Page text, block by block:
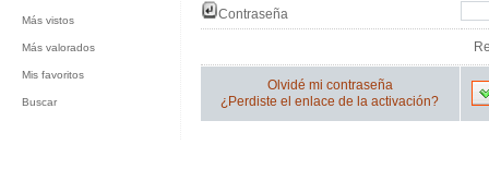
Más vistos
Más valorados
Mis favoritos
Buscar
Contraseña
Olvidé mi contraseña
¿Perdiste el enlace de la activación?